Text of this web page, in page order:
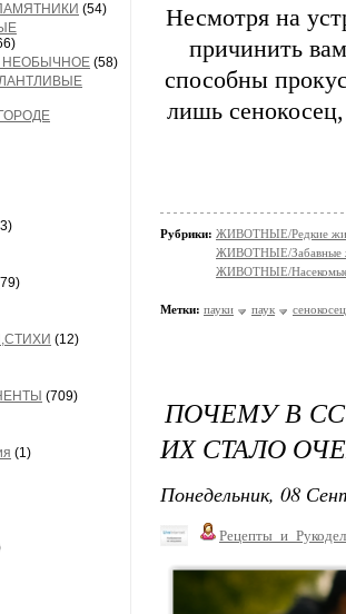
(54)
НЕОБЫЧНОЕ (58)
(12)
(709)
(1)
Несмотря на
причинить
способны
лишь
Рубрики: ЖИВОТНЫЕ/Редкие
ЖИВОТНЫЕ/Забавные
ЖИВОТНЫЕ/
Метки: пауки паук сенокосец
ПОЧЕМУ В
ИХ СТАЛО
Понедельник, 08